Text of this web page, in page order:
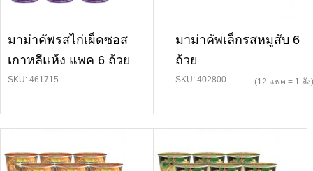
มาม่าคัพรสไก่เผ็ดซอส
เกาหลีแห้ง แพค 6 ถ้วย
SKU: 461715
มาม่าคัพเล็กรสหมูสับ 6
ถ้วย
SKU: 402800 (12 แพค = 1 ลัง)